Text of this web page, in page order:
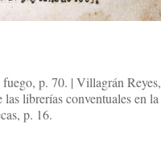
p. 70. | Villagrán Reyes,
librerías conventuales en la
p. 16.